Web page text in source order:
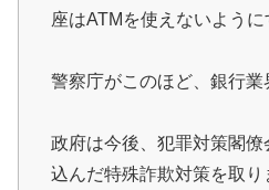
座はATMを使えないよう
警察庁がこのほど、銀行業
政府は今後、犯罪対策閣僚
込んだ特殊詐欺対策を取